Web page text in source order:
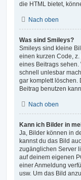
die HTML bietet,
Nach oben
Was sind Smileys?
Smileys sind kleine
einen kurzen Code,
eines Beitrags sehen.
schnell unlesbar
gar komplett löschen.
Beitrag benutzen
Nach oben
Kann ich Bilder in
Ja, Bilder können in
kannst du das Bild
zugänglichen Server
auf deinem eigenen
einer Anmeldung
usw. Um das Bild